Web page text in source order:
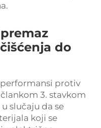
do
protiv
3. stavkom
slučaju da se
koji se